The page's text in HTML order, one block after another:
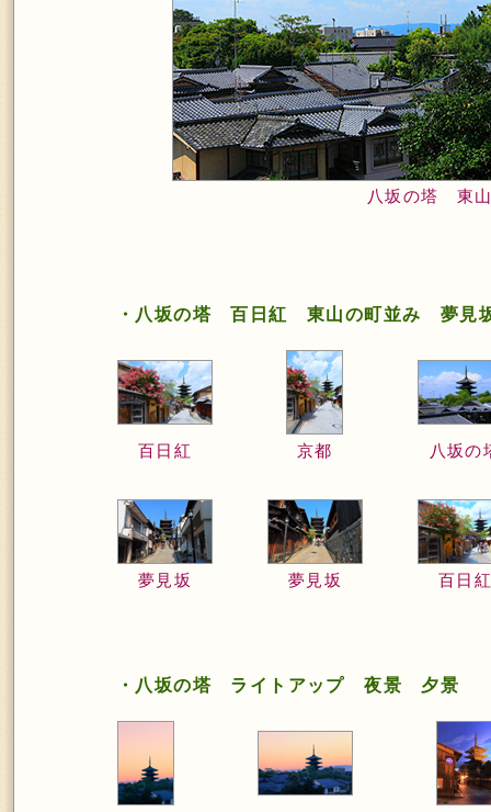
八坂の塔 東
・八坂の塔 百日紅 東山の町並み 夢見
百日紅 京都 八坂の
夢見坂 夢見坂 百日
・八坂の塔 ライトアップ 夜景 夕景